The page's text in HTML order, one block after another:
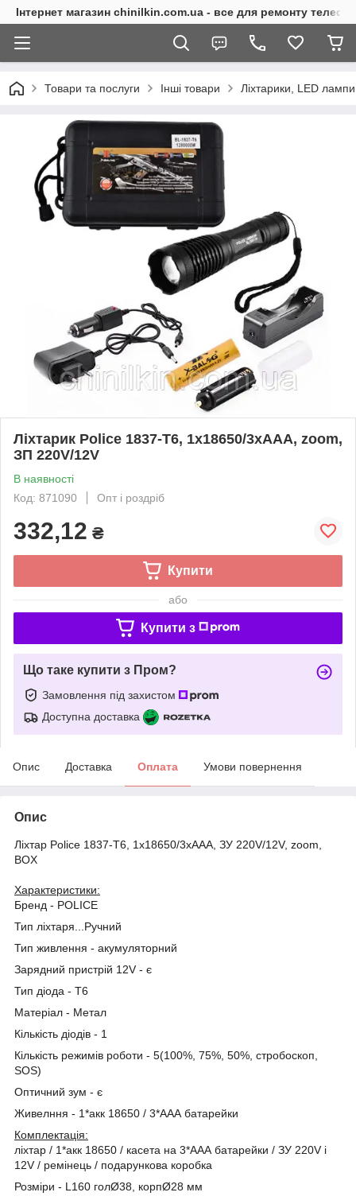
Інтернет магазин chinilkin.com.ua - все для ремонту
Товари та послуги Інші товари Ліхтарики, LED лампи
Ліхтарик Police 1837-T6, 1x18650/3xAAA, zoom,
ЗП 220V/12V
В наявності
Код: 871090
Опт і роздріб
332,12 ₴
Купити
або
Купити з
Що таке купити з Пром?
Замовлення під захистом
Доступна доставка
Опис Доставка Оплата Умови повернення
Опис
Ліхтар Police 1837-T6, 1x18650/3xAAA, ЗУ 220V/12V, zoom,
BOX
Характеристики:
Бренд - POLICE
Тип ліхтаря...Ручний
Тип живлення - акумуляторний
Зарядний пристрій 12V - є
Тип діода - T6
Матеріал - Метал
Кількість діодів - 1
Кількість режимів роботи - 5(100%, 75%, 50%, стробоскоп,
SOS)
Оптичний зум - є
Живелння - 1*акк 18650 / 3*ААА батарейки
Комплектація:
ліхтар / 1*акк 18650 / касета на 3*ААА батарейки / ЗУ 220V і
12V / ремінець / подарункова коробка
Розміри - L160 голØ38, корпØ28 мм